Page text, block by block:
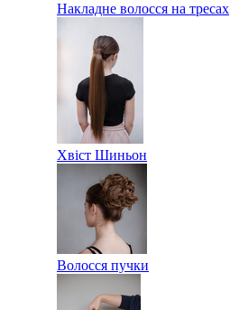
Накладне волосся на тресах
Хвіст Шиньон
Волосся пучки